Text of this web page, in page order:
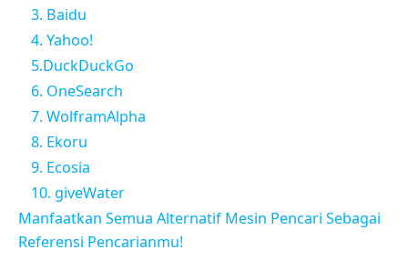
3. Baidu
4. Yahoo!
5.DuckDuckGo
6. OneSearch
7. WolframAlpha
8. Ekoru
9. Ecosia
10. giveWater
Manfaatkan Semua Alternatif Mesin Pencari Sebagai
Referensi Pencarianmu!